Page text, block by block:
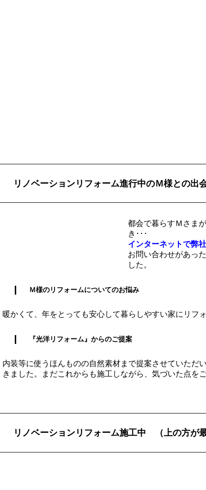
リノベーションリフォーム進行中のＭ様との出
都会で暮らすＭさま
き･･･
インターネットで弊
お問い合わせがあっ
した。
Ｍ様のリフォームについてのお悩み
暖かくて、年をとっても安心して暮らしやすい家にリフ
『光洋リフォーム』からのご提案
内装等に使うほんものの自然素材まで提案させていただ
きました。まだこれからも施工しながら、気づいた点を
リノベーションリフォーム施工中 （上の方が